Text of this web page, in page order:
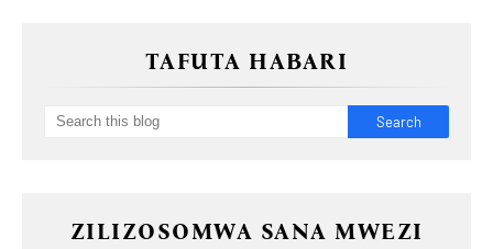
TAFUTA HABARI
ZILIZOSOMWA SANA MWEZI